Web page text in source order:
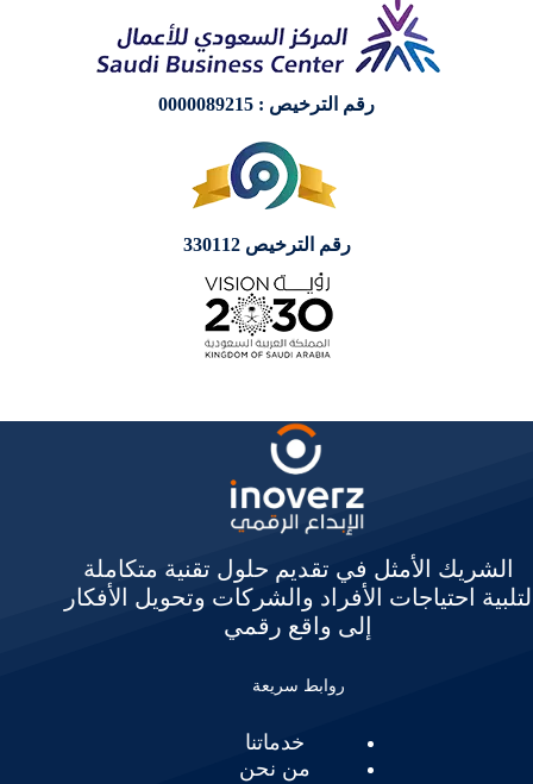
رقم الترخيص : 0000089215
رقم الترخيص 330112
الشريك الأمثل في تقديم حلول تقنية متكاملة
لتلبية احتياجات الأفراد والشركات وتحويل الأفكار
إلى واقع رقمي
روابط سريعة
خدماتنا
من نحن